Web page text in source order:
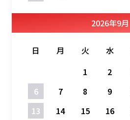
2026年9月
日 月 火 水
1
2
6
7 8 9
13
14 15 16